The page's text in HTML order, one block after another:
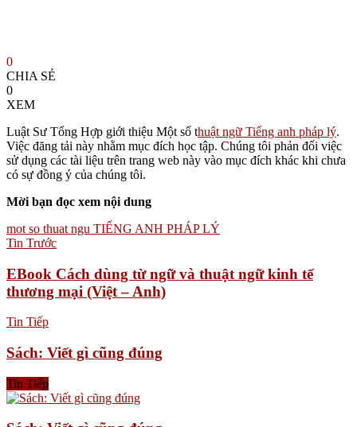
0
CHIA SẺ
0
XEM
Luật Sư Tổng Hợp giới thiệu Một số thuật ngữ Tiếng anh pháp lý.
Việc đăng tải này nhằm mục đích học tập. Chúng tôi phản đối việc
sử dụng các tài liệu trên trang web này vào mục đích khác khi chưa
có sự đồng ý của chúng tôi.
Mời bạn đọc xem nội dung
mot so thuat ngu TIẾNG ANH PHÁP LÝ
Tin Trước
EBook Cách dùng từ ngữ và thuật ngữ kinh tế
thương mại (Việt – Anh)
Tin Tiếp
Sách: Viết gì cũng đúng
Tin Tiếp